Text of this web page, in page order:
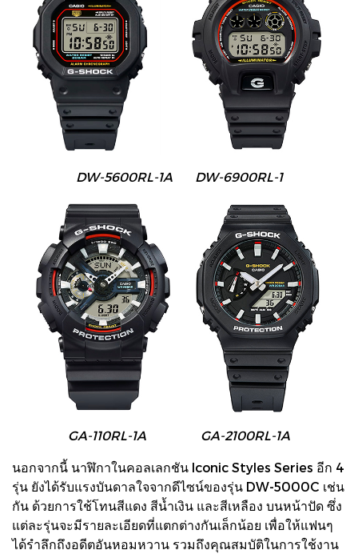
DW-5600RL-1A DW-6900RL-1
GA-110RL-1A GA-2100RL-1A
นอกจากนี้ นาฬิกาในคอลเลกชัน Iconic Styles Series อีก 4
รุ่น ยังได้รับแรงบันดาลใจจากดีไซน์ของรุ่น DW-5000C เช่น
กัน ด้วยการใช้โทนสีแดง สีน้ำเงิน และสีเหลือง บนหน้าปัด ซึ่ง
แต่ละรุ่นจะมีรายละเอียดที่แตกต่างกันเล็กน้อย เพื่อให้แฟนๆ
ได้รำลึกถึงอดีตอันหอมหวาน รวมถึงคุณสมบัติในการใช้งาน